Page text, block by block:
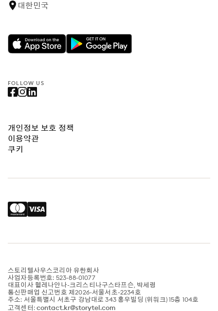
대한민국
FOLLOW US
개인정보 보호 정책
이용약관
쿠키
스토리텔사우스코리아 유한회사
사업자등록번호: 523-88-01077
대표이사 헬레나안나-크리스티나구스타프슨, 박세령
통신판매업 신고번호 제2026-서울서초-2234호
주소: 서울특별시 서초구 강남대로 343 홍우빌딩 (위워크) 15층 104호
고객센터:contact.kr@storytel.com